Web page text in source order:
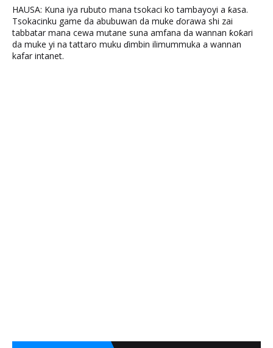
HAUSA: Kuna iya rubuto mana tsokaci ko tambayoyi a ƙasa.
Tsokacinku game da abubuwan da muke ɗorawa shi zai
tabbatar mana cewa mutane suna amfana da wannan ƙoƙari
da muke yi na tattaro muku ɗimbin ilimummuka a wannan
kafar intanet.